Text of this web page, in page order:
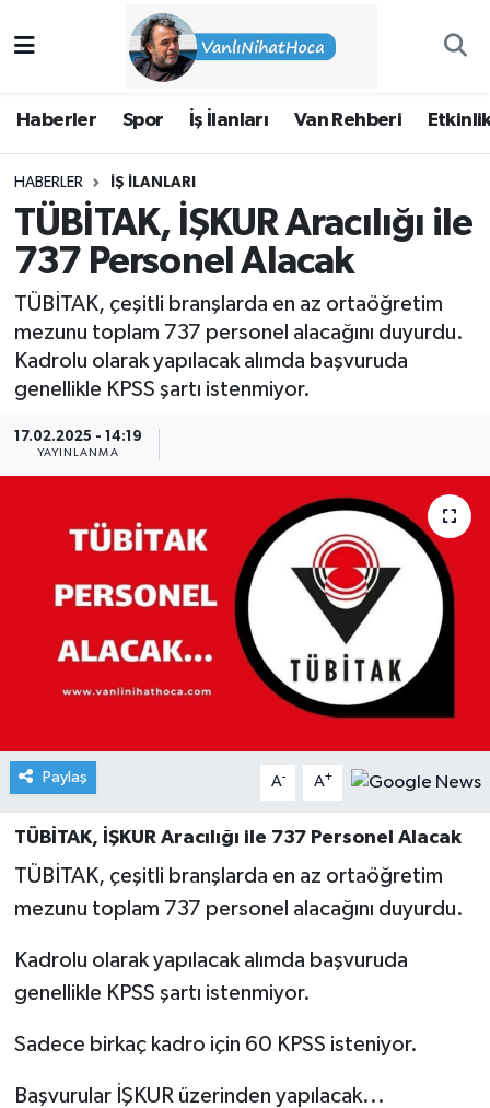
Haberler Spor İş İlanları Van Rehberi
HABERLER İŞ İLANLARI
TÜBİTAK, İŞKUR Aracılığı ile
737 Personel Alacak
TÜBİTAK, çeşitli branşlarda en az ortaöğretim
mezunu toplam 737 personel alacağını duyurdu.
Kadrolu olarak yapılacak alımda başvuruda
genellikle KPSS şartı istenmiyor.
17.02.2025 - 14:19
YAYINLANMA
Paylaş A- A+
TÜBİTAK, İŞKUR Aracılığı ile 737 Personel Alacak
TÜBİTAK, çeşitli branşlarda en az ortaöğretim
mezunu toplam 737 personel alacağını duyurdu.
Kadrolu olarak yapılacak alımda başvuruda
genellikle KPSS şartı istenmiyor.
Sadece birkaç kadro için 60 KPSS isteniyor.
Başvurular İŞKUR üzerinden yapılacak...
İş İlanları
Van Rehberi
Etkinlikler
Köşe Yazıları
İpekyolu Nöbetçi Eczaneler
İpekyolu Trafik Yoğunluk Haritası
Süper Lig Puan Durumu ve Fikstür
Tüm Manşetler
Son Dakika Haberleri